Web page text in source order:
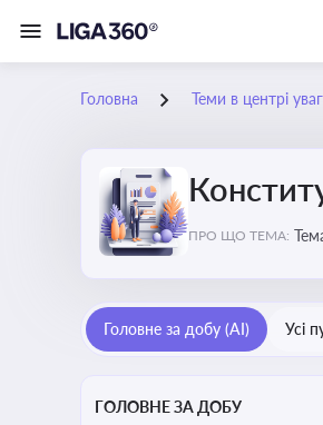
Головна Теми в центрі
ПРО ЩО ТЕМА:
Головне за добу (AI) Усі
ГОЛОВНЕ ЗА ДОБУ